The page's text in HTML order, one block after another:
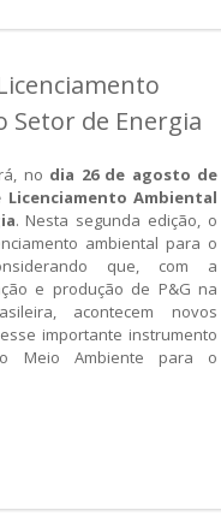
Setor de Energia
no dia 26 de agosto de
Licenciamento Ambiental
. Nesta segunda edição, o
ambiental para o
que, com a
e produção de P&G na
acontecem novos
importante instrumento
Meio Ambiente para o